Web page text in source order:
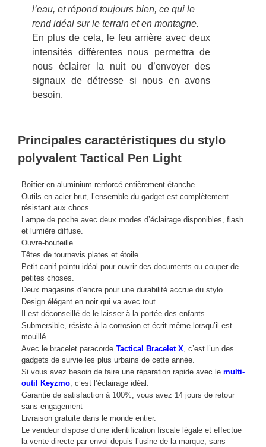
l’eau, et répond toujours bien, ce qui le
rend idéal sur le terrain et en montagne.
En plus de cela, le feu arrière avec deux
intensités différentes nous permettra de
nous éclairer la nuit ou d’envoyer des
signaux de détresse si nous en avons
besoin.
Principales caractéristiques du stylo
polyvalent Tactical Pen Light
Boîtier en aluminium renforcé entièrement étanche.
Outils en acier brut, l’ensemble du gadget est complètement
résistant aux chocs.
Lampe de poche avec deux modes d’éclairage disponibles, flash
et lumière diffuse.
Ouvre-bouteille.
Têtes de tournevis plates et étoile.
Petit canif pointu idéal pour ouvrir des documents ou couper de
petites choses.
Deux magasins d’encre pour une durabilité accrue du stylo.
Design élégant en noir qui va avec tout.
Il est déconseillé de le laisser à la portée des enfants.
Submersible, résiste à la corrosion et écrit même lorsqu’il est
mouillé.
Avec le bracelet paracorde Tactical Bracelet X, c’est l’un des
gadgets de survie les plus urbains de cette année.
Si vous avez besoin de faire une réparation rapide avec le multi-
outil Keyzmo, c’est l’éclairage idéal.
Garantie de satisfaction à 100%, vous avez 14 jours de retour
sans engagement
Livraison gratuite dans le monde entier.
Le vendeur dispose d’une identification fiscale légale et effectue
la vente directe par envoi depuis l’usine de la marque, sans